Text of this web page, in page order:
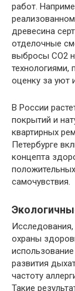
работ.
древесина
отделочные
выбросы CO2
технологиями,
оценку за уют
В России
покрытий и
квартирных
Петербурге
концепта
самочувствия.
охраны
развития
частоту
Такие